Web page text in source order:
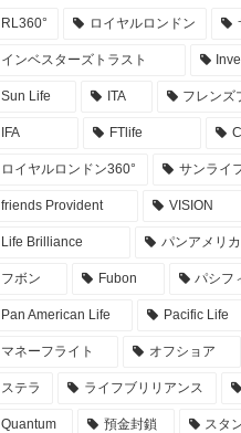
RL360° ロイヤルロンドン
インベスターズトラスト
Sun Life ITA フレンズ
IFA FTlife
ロイヤルロンドン360° サンライ
friends Provident VISION
Life Brilliance パンアメリ
フボン Fubon パシフ
Pan American Life Pacific Life
マネーフライト オフショア
ステラ ライフブリリアンス
Quantum 預金封鎖 スタ